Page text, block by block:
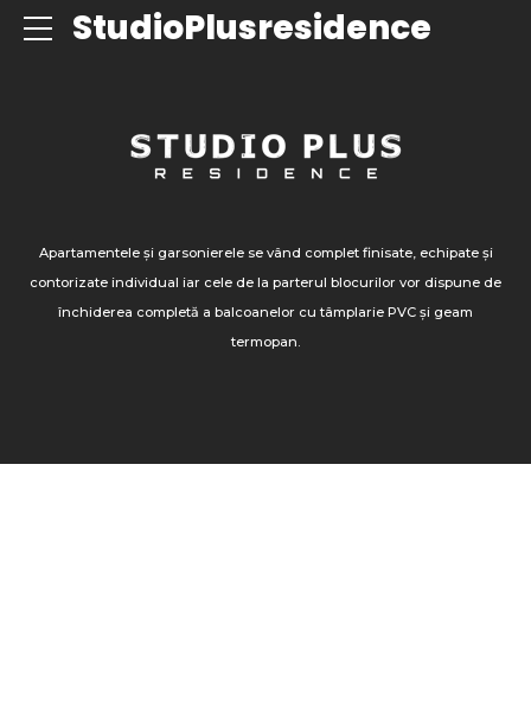
StudioPlusresidence
Apartamentele și garsonierele se vând complet finisate, echipate și
contorizate individual iar cele de la parterul blocurilor vor dispune de
închiderea completă a balcoanelor cu tâmplarie PVC și geam
termopan.